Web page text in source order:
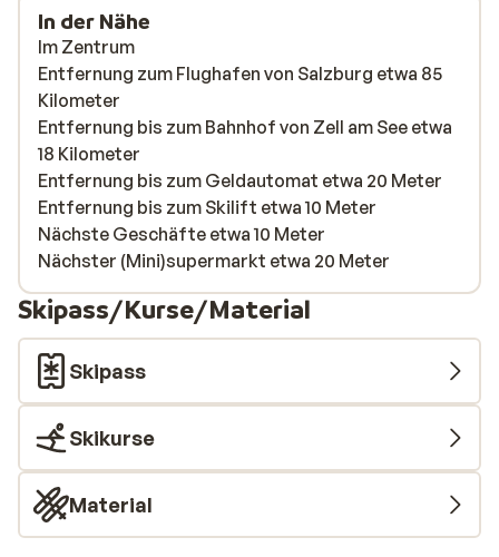
In der Nähe
Im Zentrum
Entfernung zum Flughafen von Salzburg etwa 85
Kilometer
Entfernung bis zum Bahnhof von Zell am See etwa
18 Kilometer
Entfernung bis zum Geldautomat etwa 20 Meter
Entfernung bis zum Skilift etwa 10 Meter
Nächste Geschäfte etwa 10 Meter
Nächster (Mini)supermarkt etwa 20 Meter
Skipass/Kurse/Material
Skipass
Skikurse
Material